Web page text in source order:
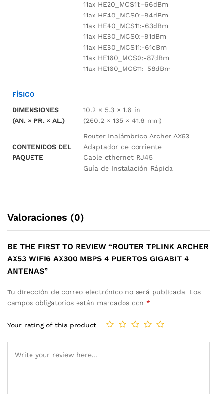
11ax HE20_MCS11:-66dBm
11ax HE40_MCS0:-94dBm
11ax HE40_MCS11:-63dBm
11ax HE80_MCS0:-91dBm
11ax HE80_MCS11:-61dBm
11ax HE160_MCS0:-87dBm
11ax HE160_MCS11:-58dBm
FÍSICO
DIMENSIONES
(AN. × PR. × AL.)
10.2 × 5.3 × 1.6 in
(260.2 × 135 × 41.6 mm)
CONTENIDOS DEL
PAQUETE
Router Inalámbrico Archer AX53
Adaptador de corriente
Cable ethernet RJ45
Guía de Instalación Rápida
Valoraciones (0)
BE THE FIRST TO REVIEW “ROUTER TPLINK ARCHER
AX53 WIFI6 AX300 MBPS 4 PUERTOS GIGABIT 4
ANTENAS”
Tu dirección de correo electrónico no será publicada. Los
campos obligatorios están marcados con *
Your rating of this product